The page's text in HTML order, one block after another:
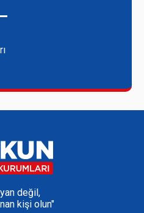
değil,
kişi olun"